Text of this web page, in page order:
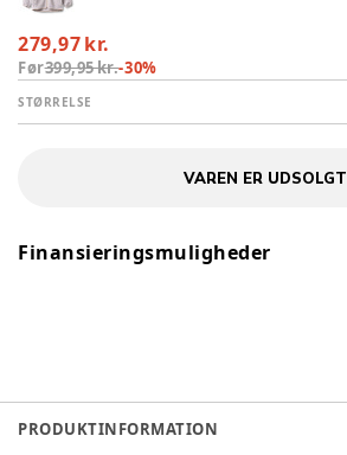
279,97 kr.
Før399,95 kr.-30%
STØRRELSE
VAREN ER UDSOLGT
Finansieringsmuligheder
PRODUKTINFORMATION